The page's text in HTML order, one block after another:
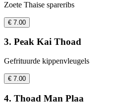
Zoete Thaise spareribs
€ 7.00
3. Peak Kai Thoad
Gefrituurde kippenvleugels
€ 7.00
4. Thoad Man Plaa